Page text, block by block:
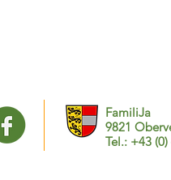
FamiliJa
9821
Tel.: +43 (0)